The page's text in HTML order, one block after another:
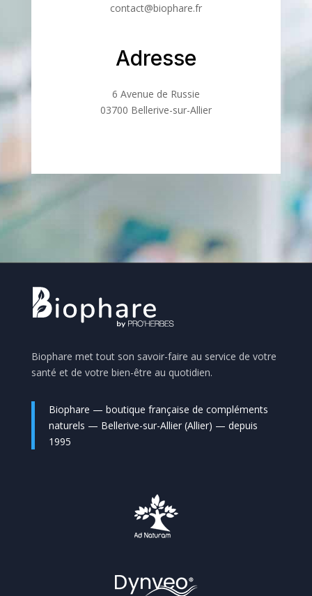
contact@biophare.fr
Adresse
6 Avenue de Russie
03700 Bellerive-sur-Allier
Biophare met tout son savoir-faire au service de votre
santé et de votre bien-être au quotidien.
Biophare — boutique française de compléments
naturels — Bellerive-sur-Allier (Allier) — depuis
1995